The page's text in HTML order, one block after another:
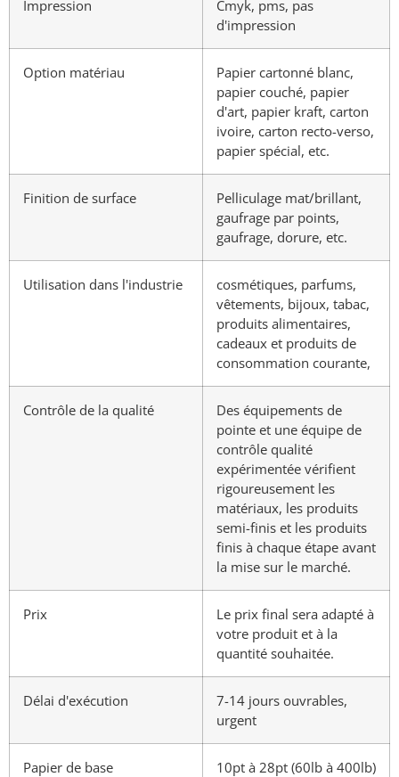
Impression
Cmyk, pms, pas
d'impression
Option matériau
Papier cartonné blanc,
papier couché, papier
d'art, papier kraft, carton
ivoire, carton recto-verso,
papier spécial, etc.
Finition de surface
Pelliculage mat/brillant,
gaufrage par points,
gaufrage, dorure, etc.
Utilisation dans l'industrie
cosmétiques, parfums,
vêtements, bijoux, tabac,
produits alimentaires,
cadeaux et produits de
consommation courante,
Contrôle de la qualité
Des équipements de
pointe et une équipe de
contrôle qualité
expérimentée vérifient
rigoureusement les
matériaux, les produits
semi-finis et les produits
finis à chaque étape avant
la mise sur le marché.
Prix
Le prix final sera adapté à
votre produit et à la
quantité souhaitée.
Délai d'exécution
7-14 jours ouvrables,
urgent
Papier de base
10pt à 28pt (60lb à 400lb)